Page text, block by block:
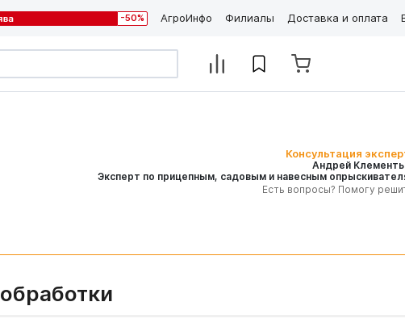
-50% АгроИнфо Филиалы Доставка и оплата
Консультация
Андрей
Эксперт по прицепным, садовым и навесным
Есть вопросы? Помогу